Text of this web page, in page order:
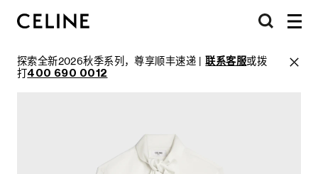
探索全新2026秋季系列，尊享顺丰速递 |联系客服或拨
打400 690 0012